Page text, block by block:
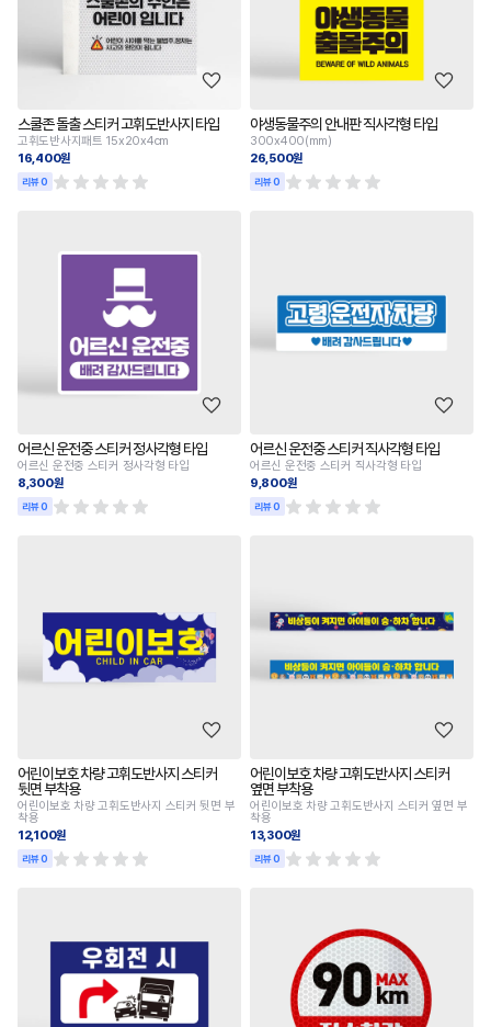
스쿨존 돌출 스티커 고휘도반사지 타입
고휘도반사지패트 15x20x4cm
16,400원
리뷰 0
야생동물주의 안내판 직사각형 타입
300x400(mm)
26,500원
리뷰 0
어르신 운전중 스티커 정사각형 타입
어르신 운전중 스티커 정사각형 타입
8,300원
리뷰 0
어르신 운전중 스티커 직사각형 타입
어르신 운전중 스티커 직사각형 타입
9,800원
리뷰 0
어린이보호 차량 고휘도반사지 스티커
뒷면 부착용
어린이보호 차량 고휘도반사지 스티커 뒷면 부
착용
12,100원
리뷰 0
어린이보호 차량 고휘도반사지 스티커
옆면 부착용
어린이보호 차량 고휘도반사지 스티커 옆면 부
착용
13,300원
리뷰 0